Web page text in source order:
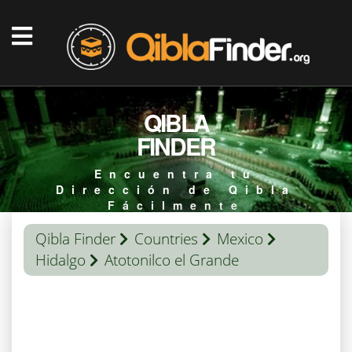
QIBLA
FINDER
Encuentra tu
Dirección de Qibla
Fácilmente
Qibla Finder Countries
Mexico
Hidalgo
Atotonilco el Grande